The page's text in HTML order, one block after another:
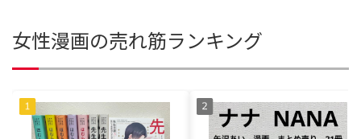
女性漫画の売れ筋ランキング